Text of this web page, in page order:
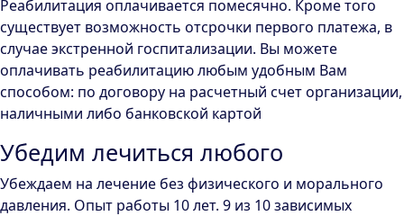
Реабилитация оплачивается помесячно. Кроме того
существует возможность отсрочки первого платежа, в
случае экстренной госпитализации. Вы можете
оплачивать реабилитацию любым удобным Вам
способом: по договору на расчетный счет организации,
наличными либо банковской картой
Убедим лечиться любого
Убеждаем на лечение без физического и морального
давления. Опыт работы 10 лет. 9 из 10 зависимых